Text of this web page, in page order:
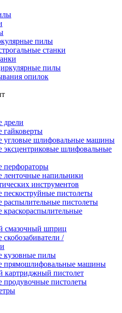
пилы
станки
пилы
опилок
дрели
гайковерты
угловые шлифовальные машины
эксцентриковые шлифовальные
перфораторы
ленточные напильники
инструментов
пескоструйные пистолеты
распылительные пистолеты
краскораспылительные
смазочный шприц
/
кузовные пилы
прямошлифовальные машины
картриджный пистолет
продувочные пистолеты